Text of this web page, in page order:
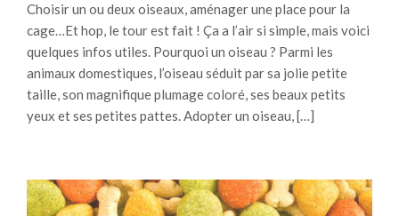
Choisir un ou deux oiseaux, aménager une place pour la
cage…Et hop, le tour est fait ! Ça a l’air si simple, mais voici
quelques infos utiles. Pourquoi un oiseau ? Parmi les
animaux domestiques, l’oiseau séduit par sa jolie petite
taille, son magnifique plumage coloré, ses beaux petits
yeux et ses petites pattes. Adopter un oiseau, […]